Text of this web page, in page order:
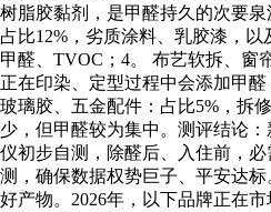
树脂胶黏剂，是甲醛持久的次要泉
占比12%，劣质涂料、乳胶漆，
甲醛、TVOC；4。 布艺软拆、窗
正在印染、定型过程中会添加甲醛
玻璃胶、五金配件：占比5%，拆
少，但甲醛较为集中。测评结论
仪初步自测，除醛后、入住前，
测，确保数据权势巨子、平安达
好产物。2026年，以下品牌正在